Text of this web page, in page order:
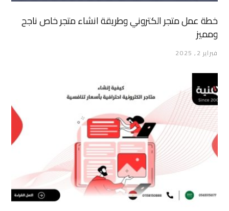
خطة عمل متجر الكتروني وطريقة انشاء متجر خاص ناجح
ومميز
فبراير 2, 2025